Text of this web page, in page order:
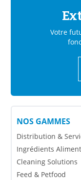
NOS GAMMES
Distribution &
Ingrédients
Cleaning Solutions
Feed & Petfood
Votre